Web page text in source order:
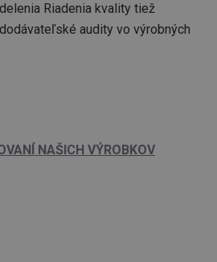
Riadenia kvality tiež
audity vo výrobných
NAŠICH VÝROBKOV